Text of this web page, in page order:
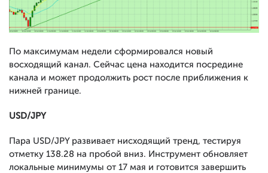
По максимумам недели сформировался новый
восходящий канал. Сейчас цена находится посредине
канала и может продолжить рост после приближения к
нижней границе.
USD/JPY
Пара USD/JPY развивает нисходящий тренд, тестируя
отметку 138.28 на пробой вниз. Инструмент обновляет
локальные минимумы от 17 мая и готовится завершить